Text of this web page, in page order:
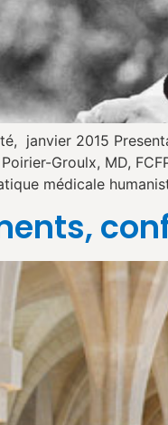
janvier 2015
Groulx, MD,
médicale